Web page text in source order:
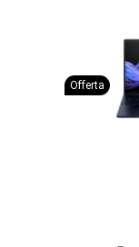
Offerta